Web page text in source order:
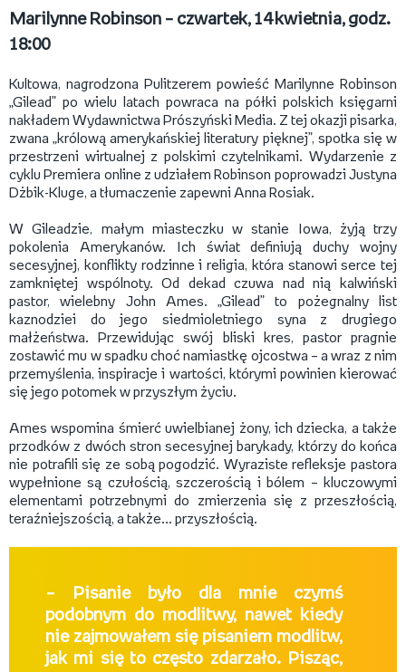
Marilynne Robinson – czwartek, 14 kwietnia, godz.
18:00
Kultowa, nagrodzona Pulitzerem powieść Marilynne Robinson
„Gilead” po wielu latach powraca na półki polskich księgarni
nakładem Wydawnictwa Prószyński Media. Z tej okazji pisarka,
zwana „królową amerykańskiej literatury pięknej”, spotka się w
przestrzeni wirtualnej z polskimi czytelnikami. Wydarzenie z
cyklu Premiera online z udziałem Robinson poprowadzi Justyna
Dżbik-Kluge, a tłumaczenie zapewni Anna Rosiak.
W Gileadzie, małym miasteczku w stanie Iowa, żyją trzy
pokolenia Amerykanów. Ich świat definiują duchy wojny
secesyjnej, konflikty rodzinne i religia, która stanowi serce tej
zamkniętej wspólnoty. Od dekad czuwa nad nią kalwiński
pastor, wielebny John Ames. „Gilead” to pożegnalny list
kaznodziei do jego siedmioletniego syna z drugiego
małżeństwa. Przewidując swój bliski kres, pastor pragnie
zostawić mu w spadku choć namiastkę ojcostwa – a wraz z nim
przemyślenia, inspiracje i wartości, którymi powinien kierować
się jego potomek w przyszłym życiu.
Ames wspomina śmierć uwielbianej żony, ich dziecka, a także
przodków z dwóch stron secesyjnej barykady, którzy do końca
nie potrafili się ze sobą pogodzić. Wyraziste refleksje pastora
wypełnione są czułością, szczerością i bólem – kluczowymi
elementami potrzebnymi do zmierzenia się z przeszłością,
teraźniejszością, a także... przyszłością.
– Pisanie było dla mnie czymś
podobnym do modlitwy, nawet kiedy
nie zajmowałem się pisaniem modlitw,
jak mi się to często zdarzało. Pisząc,